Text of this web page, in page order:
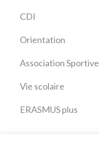
Espagnol
Français
Latin
Sciences physiques
Technologie
CDI
Orientation
Association Sportive
Vie scolaire
ERASMUS plus